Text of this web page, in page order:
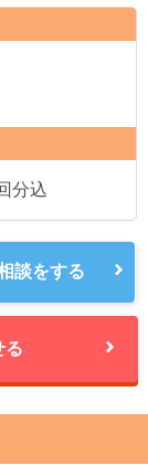
分込
談をする
る